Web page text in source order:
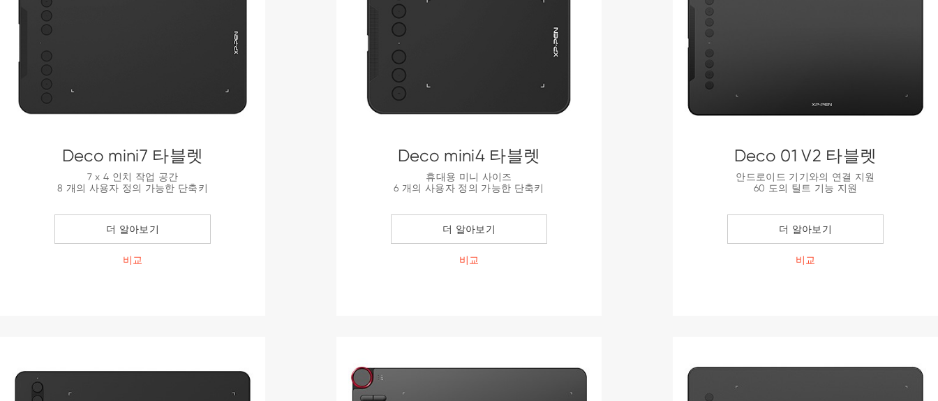
Deco mini7 타블렛
7 x 4 인치 작업 공간
8 개의 사용자 정의 가능한 단축키
더 알아보기
비교
Deco mini4 타블렛
휴대용 미니 사이즈
6 개의 사용자 정의 가능한 단축키
더 알아보기
비교
Deco 01 V2 타블렛
안드로이드 기기와의 연결 지원
60 도의 틸트 기능 지원
더 알아보기
비교